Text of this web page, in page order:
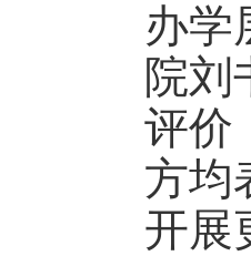
办学
院刘
评价
方均
开展